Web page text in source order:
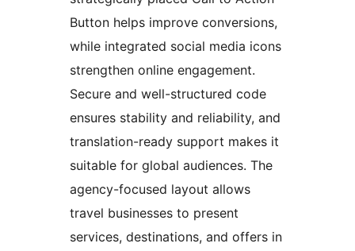
Button helps improve conversions,
while integrated social media icons
strengthen online engagement.
Secure and well-structured code
ensures stability and reliability, and
translation-ready support makes it
suitable for global audiences. The
agency-focused layout allows
travel businesses to present
services, destinations, and offers in